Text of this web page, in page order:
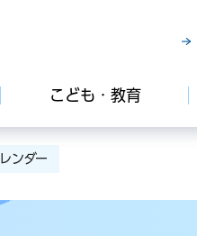
こども・教育
ンダー